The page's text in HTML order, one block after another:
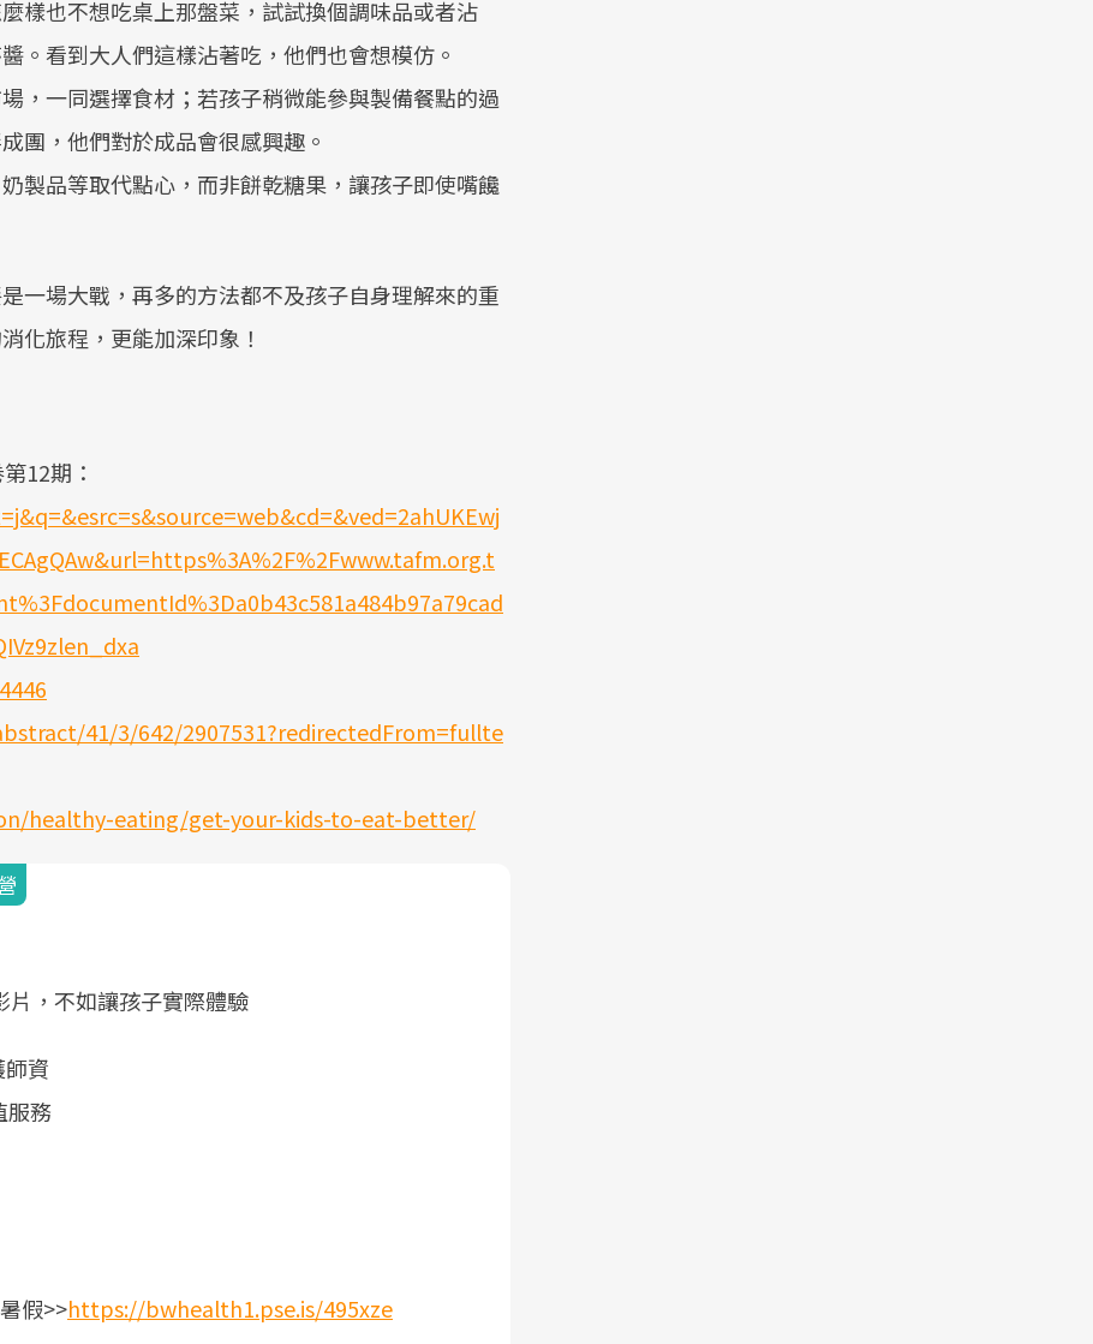
樣也不想吃桌上那盤菜，試試換個調味品或者沾
。看到大人們這樣沾著吃，他們也會想模仿。
，一同選擇食材；若孩子稍微能參與製備餐點的過
團，他們對於成品會很感興趣。
奶製品等取代點心，而非餅乾糖果，讓孩子即使嘴饞
一場大戰，再多的方法都不及孩子自身理解來的重
化旅程，更能加深印象！
12期：
41/3/642/2907531?redirectedFrom=fullte
healthy-eating/get-your-kids-to-eat-better/
片，不如讓孩子實際體驗
資
服務
假>>https://bwhealth1.pse.is/495xze